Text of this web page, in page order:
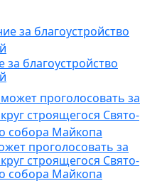
за благоустройство
проголосовать за
строящегося Свято-
собора Майкопа